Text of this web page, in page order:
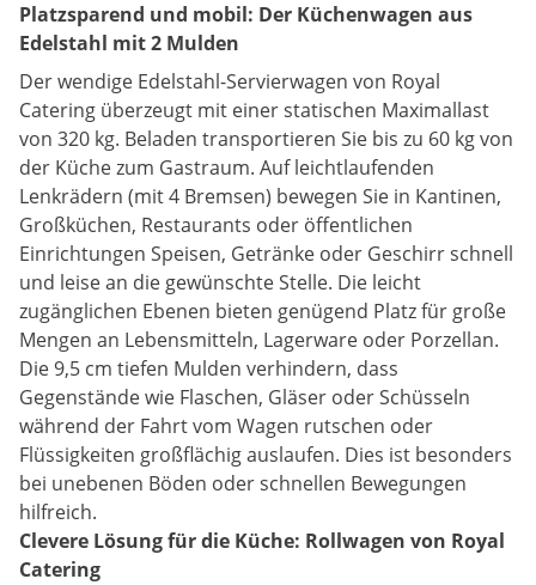
Platzsparend und mobil: Der Küchenwagen aus
Edelstahl mit 2 Mulden
Der wendige Edelstahl-Servierwagen von Royal
Catering überzeugt mit einer statischen Maximallast
von 320 kg. Beladen transportieren Sie bis zu 60 kg von
der Küche zum Gastraum. Auf leichtlaufenden
Lenkrädern (mit 4 Bremsen) bewegen Sie in Kantinen,
Großküchen, Restaurants oder öffentlichen
Einrichtungen Speisen, Getränke oder Geschirr schnell
und leise an die gewünschte Stelle. Die leicht
zugänglichen Ebenen bieten genügend Platz für große
Mengen an Lebensmitteln, Lagerware oder Porzellan.
Die 9,5 cm tiefen Mulden verhindern, dass
Gegenstände wie Flaschen, Gläser oder Schüsseln
während der Fahrt vom Wagen rutschen oder
Flüssigkeiten großflächig auslaufen. Dies ist besonders
bei unebenen Böden oder schnellen Bewegungen
hilfreich.
Clevere Lösung für die Küche: Rollwagen von Royal
Catering